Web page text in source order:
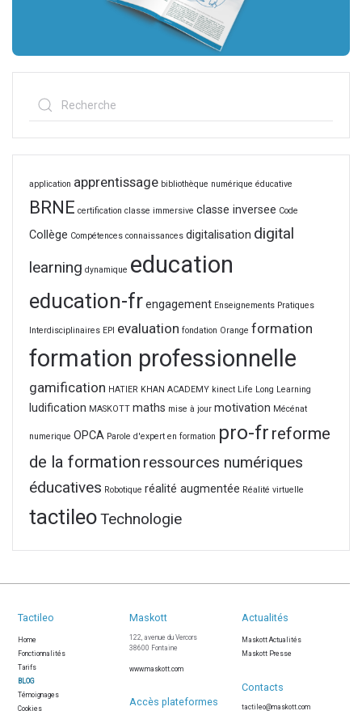
application apprentissage bibliothèque numérique éducative
BRNE certification classe immersive classe inversee Code
Collège Compétences connaissances digitalisation digital
learning dynamique education
education-frengagement Enseignements Pratiques
Interdisciplinaires EPI evaluation fondation Orange formation
formation professionnelle
gamification HATIER KHAN ACADEMY kinect Life Long Learning
ludification MASKOTT maths mise à jour motivation Mécénat
numerique OPCA Parole d'expert en formation pro-fr reforme
de la formation ressources numériques
éducatives Robotique réalité augmentée Réalité virtuelle
tactileoTechnologie
Tactileo
Home
Fonctionnalités
Tarifs
BLOG
Témoignages
Cookies
Maskott
122, avenue du Vercors
38600 Fontaine
www.maskott.com
Accès plateformes
Actualités
Maskott Actualités
Maskott Presse
Contacts
tactileo@maskott.com